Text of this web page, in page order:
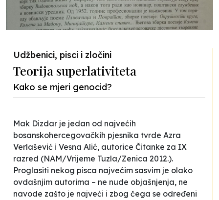
Udžbenici, pisci i zločini
Teorija superlativiteta
Kako se mjeri genocid?
Mak Dizdar je jedan od najvećih
bosanskohercegovačkih pjesnika tvrde Azra
Verlašević i Vesna Alić, autorice Čitanke za IX
razred (NAM/Vrijeme Tuzla/Zenica 2012.).
Proglasiti nekog pisca najvećim sasvim je olako
ovdašnjim autorima – ne nude objašnjenja, ne
navode zašto je najveći i zbog čega se određeni